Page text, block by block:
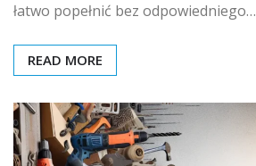
łatwo popełnić bez odpowiedniego…
READ MORE